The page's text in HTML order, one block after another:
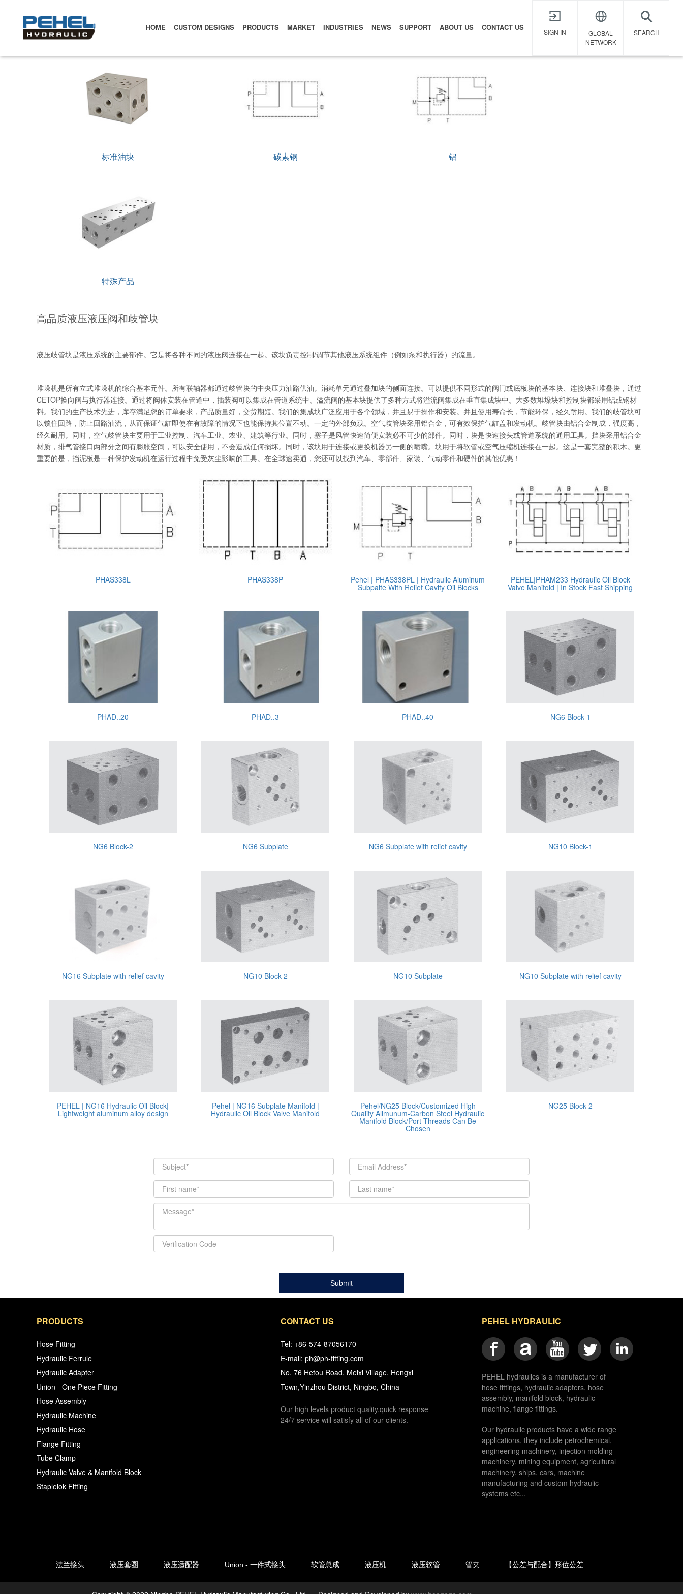
SIGN IN
GLOBAL
NETWORK
SEARCH
HOME CUSTOM DESIGNS PRODUCTS MARKET INDUSTRIES NEWS SUPPORT ABOUT US CONTACT US
标准油块 碳素钢 铝
特殊产品
高品质液压液压阀和歧管块
液压歧管块是液压系统的主要部件。它是将各种不同的液压阀连接在一起。该块负责控制/调节其他液压系统组件（例如泵和执行器）的流量。
堆垛机是所有立式堆垛机的综合基本元件。所有联轴器都通过歧管块的中央压力油路供油。消耗单元通过叠加块的侧面连接。可以提供不同形式的阀门或底板块的基本块、连接块和堆叠块，通过
CETOP换向阀与执行器连接。通过将阀体安装在管道中，插装阀可以集成在管道系统中。溢流阀的基本块提供了多种方式将溢流阀集成在垂直集成块中。大多数堆垛块和控制块都采用铝或钢材
料。我们的生产技术先进，库存满足您的订单要求，产品质量好，交货期短。我们的集成块广泛应用于各个领域，并且易于操作和安装。并且使用寿命长，节能环保，经久耐用。我们的歧管块可
以锁住回路，防止回路油流，从而保证气缸即使在有故障的情况下也能保持其位置不动。一定的外部负载。空气歧管块采用铝合金，可有效保护气缸盖和发动机。歧管块由铝合金制成，强度高，
经久耐用。同时，空气歧管块主要用于工业控制、汽车工业、农业、建筑等行业。同时，塞子是风管快速简便安装必不可少的部件。同时，块是快速接头或管道系统的通用工具。挡块采用铝合金
材质，排气管接口两部分之间有膨胀空间，可以安全使用，不会造成任何损坏。同时，该块用于连接或更换机器另一侧的喷嘴。块用于将软管或空气压缩机连接在一起。这是一套完整的积木。更
重要的是，挡泥板是一种保护发动机在运行过程中免受灰尘影响的工具。在全球速卖通，您还可以找到汽车、零部件、家装、气动零件和硬件的其他优惠！
PHAS338L PHAS338P Pehel | PHAS338PL | Hydraulic Aluminum
Subpalte With Relief Cavity Oil Blocks
PEHEL|PHAM233 Hydraulic Oil Block
Valve Manifold | In Stock Fast Shipping
PHAD..20 PHAD..3 PHAD..40 NG6 Block-1
NG6 Block-2 NG6 Subplate NG6 Subplate with relief cavity NG10 Block-1
NG16 Subplate with relief cavity NG10 Block-2 NG10 Subplate NG10 Subplate with relief cavity
PEHEL | NG16 Hydraulic Oil Block|
Lightweight aluminum alloy design
Pehel | NG16 Subplate Manifold |
Hydraulic Oil Block Valve Manifold
Pehel/NG25 Block/Customized High
Quality Alimunum-Carbon Steel Hydraulic
Manifold Block/Port Threads Can Be
Chosen
NG25 Block-2
PRODUCTS
Hose Fitting
Hydraulic Ferrule
Hydraulic Adapter
Union - One Piece Fitting
Hose Assembly
Hydraulic Machine
Hydraulic Hose
Flange Fitting
Tube Clamp
Hydraulic Valve & Manifold Block
Staplelok Fitting
CONTACT US
Tel: +86-574-87056170
E-mail: ph@ph-fitting.com
No. 76 Hetou Road, Meixi Village, Hengxi
Town,Yinzhou District, Ningbo, China
Our high levels product quality,quick response
24/7 service will satisfy all of our clients.
PEHEL HYDRAULIC
PEHEL hydraulics is a manufacturer of
hose fittings, hydraulic adapters, hose
assembly, manifold block, hydraulic
machine, flange fittings.
Our hydraulic products have a wide range
applications, they include petrochemical,
engineering machinery, injection molding
machinery, mining equipment, agricultural
machinery, ships, cars, machine
manufacturing and custom hydraulic
systems etc...
法兰接头 液压套圈 液压适配器 Union - 一件式接头 软管总成 液压机 液压软管 管夹 【公差与配合】形位公差